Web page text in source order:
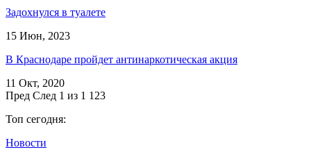
Задохнулся в туалете
15 Июн, 2023
В Краснодаре пройдет антинаркотическая акция
11 Окт, 2020
Пред След 1 из 1 123
Топ сегодня:
Новости